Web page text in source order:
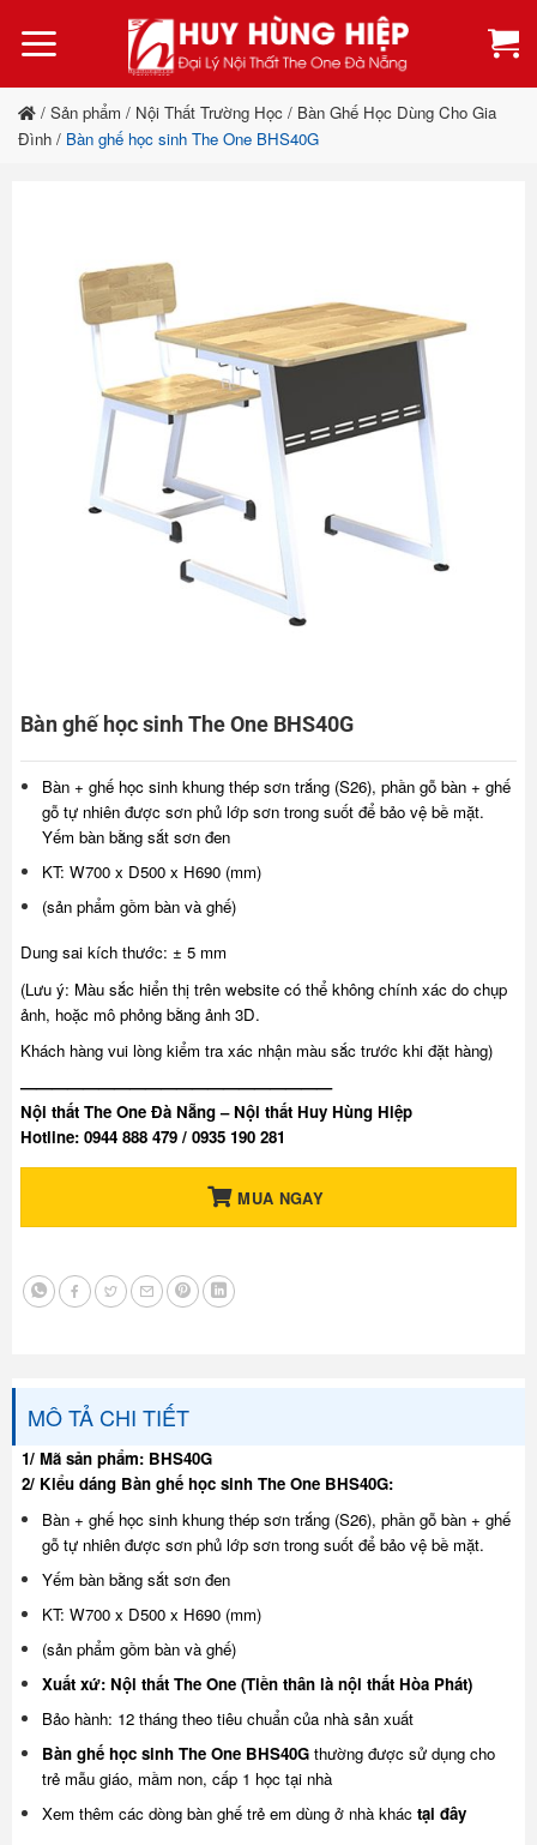
qua
dung
/ Sản phẩm / Nội Thất Trường Học / Bàn Ghế Học Dùng Cho Gia
Đình / Bàn ghế học sinh The One BHS40G
Bàn ghế học sinh The One BHS40G
Bàn + ghế học sinh khung thép sơn trắng (S26), phần gỗ bàn + ghế
gỗ tự nhiên được sơn phủ lớp sơn trong suốt để bảo vệ bề mặt.
Yếm bàn bằng sắt sơn đen
KT: W700 x D500 x H690 (mm)
(sản phẩm gồm bàn và ghế)
Dung sai kích thước: ± 5 mm
(Lưu ý: Màu sắc hiển thị trên website có thể không chính xác do chụp
ảnh, hoặc mô phỏng bằng ảnh 3D.
Khách hàng vui lòng kiểm tra xác nhận màu sắc trước khi đặt hàng)
————————————————————
Nội thất The One Đà Nẵng – Nội thất Huy Hùng Hiệp
Hotline: 0944 888 479 / 0935 190 281
MUA NGAY
MÔ TẢ CHI TIẾT
1/ Mã sản phẩm: BHS40G
2/ Kiểu dáng Bàn ghế học sinh The One BHS40G:
Bàn + ghế học sinh khung thép sơn trắng (S26), phần gỗ bàn + ghế
gỗ tự nhiên được sơn phủ lớp sơn trong suốt để bảo vệ bề mặt.
Yếm bàn bằng sắt sơn đen
KT: W700 x D500 x H690 (mm)
(sản phẩm gồm bàn và ghế)
Xuất xứ: Nội thất The One (Tiềnthân là nội thất Hòa Phát)
Bảo hành: 12 tháng theo tiêu chuẩn của nhà sản xuất
Bàn ghế học sinh The One BHS40G thường được sử dụng cho
trẻ mẫu giáo, mầm non, cấp 1 học tại nhà
Xem thêm các dòng bàn ghế trẻ em dùng ở nhà khác tại đây